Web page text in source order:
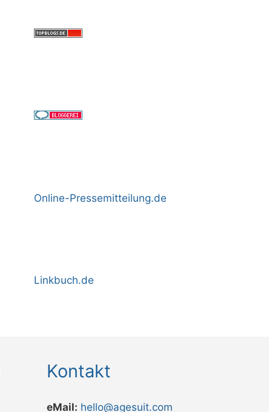
Online-Pressemitteilung.de
Linkbuch.de
Kontakt
eMail: hello@agesuit.com